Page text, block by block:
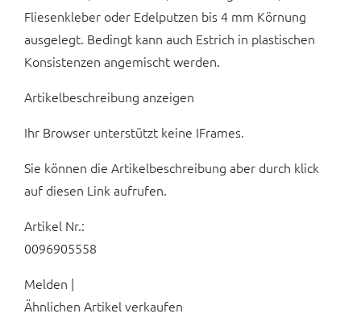
Fliesenkleber oder Edelputzen bis 4 mm Körnung
ausgelegt. Bedingt kann auch Estrich in plastischen
Konsistenzen angemischt werden.
Artikelbeschreibung anzeigen
Ihr Browser unterstützt keine IFrames.
Sie können die Artikelbeschreibung aber durch klick
auf diesen Link aufrufen.
Artikel Nr.:
0096905558
Melden |
Ähnlichen Artikel verkaufen